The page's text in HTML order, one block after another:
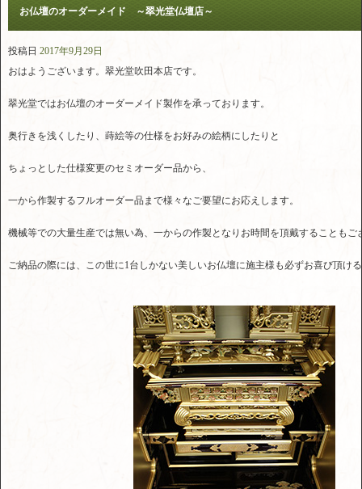
お仏壇のオーダーメイド ～翠光堂仏壇店～
投稿日 2017年9月29日
おはようございます。翠光堂吹田本店です。
翠光堂ではお仏壇のオーダーメイド製作を承っております。
奥行きを浅くしたり、蒔絵等の仕様をお好みの絵柄にしたりと
ちょっとした仕様変更のセミオーダー品から、
一から作製するフルオーダー品まで様々なご要望にお応えします。
機械等での大量生産では無い為、一からの作製となりお時間を頂戴することもご
ご納品の際には、この世に1台しかない美しいお仏壇に施主様も必ずお喜び頂け